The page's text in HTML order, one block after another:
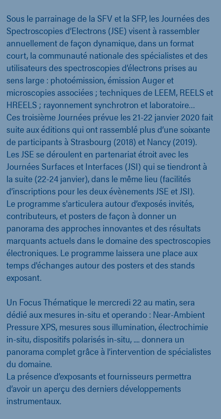
Sous le parrainage de la SFV et la SFP, les Journées des
Spectroscopies d’Electrons (JSE) visent à rassembler
annuellement de façon dynamique, dans un format
court, la communauté nationale des spécialistes et des
utilisateurs des spectroscopies d’électrons prises au
sens large : photoémission, émission Auger et
microscopies associées ; techniques de LEEM, REELS et
HREELS ; rayonnement synchrotron et laboratoire…
Ces troisième Journées prévue les 21-22 janvier 2020 fait
suite aux éditions qui ont rassemblé plus d’une soixante
de participants à Strasbourg (2018) et Nancy (2019).
Les JSE se déroulent en partenariat étroit avec les
Journées Surfaces et Interfaces (JSI) qui se tiendront à
la suite (22-24 janvier), dans le même lieu (facilités
d’inscriptions pour les deux évènements JSE et JSI).
Le programme s'articulera autour d’exposés invités,
contributeurs, et posters de façon à donner un
panorama des approches innovantes et des résultats
marquants actuels dans le domaine des spectroscopies
électroniques. Le programme laissera une place aux
temps d'échanges autour des posters et des stands
exposant.
Un Focus Thématique le mercredi 22 au matin, sera
dédié aux mesures in-situ et operando : Near-Ambient
Pressure XPS, mesures sous illumination, électrochimie
in-situ, dispositifs polarisés in-situ, .... donnera un
panorama complet grâce à l’intervention de spécialistes
du domaine.
La présence d’exposants et fournisseurs permettra
d’avoir un aperçu des derniers développements
instrumentaux.